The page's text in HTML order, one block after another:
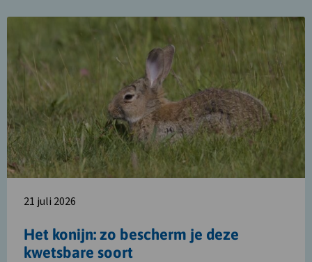
Het konijn: zo bescherm je deze
kwetsbare soort
21 juli 2026
over
Het
konijn:
zo
bescherm
je
deze
kwetsbare